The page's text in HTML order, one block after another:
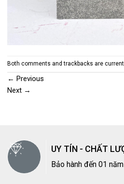
Both comments and trackbacks are
← Previous
Next →
UY TÍN - CHẤT
Bảo hành đến 01 năm